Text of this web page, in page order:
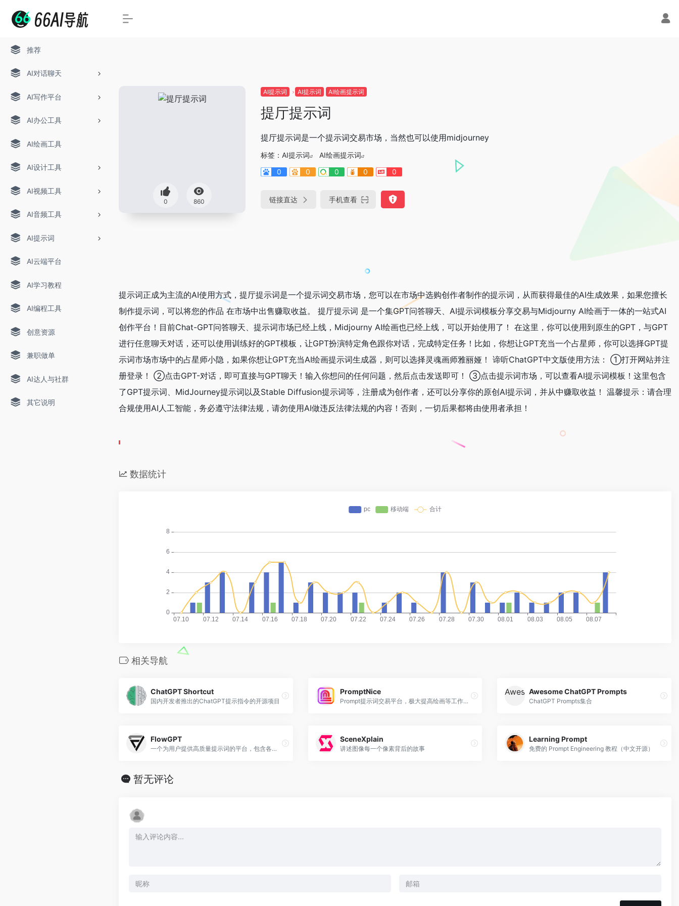
推荐
AI对话聊天
AI写作平台
AI办公工具
AI绘画工具
AI设计工具
AI视频工具
AI音频工具
AI提示词
AI云端平台
AI学习教程
AI编程工具
创意资源
兼职做单
AI达人与社群
其它说明
0 860
AI提示词 AI提示词 AI绘画提示词
提厅提示词
提厅提示词是一个提示词交易市场，当然也可以使用midjourney
标签： AI提示词
AI绘画提示词
0
0 0 0 0
链接直达 手机查看
提示词正成为主流的AI使用方式，提厅提示词是一个提示词交易市场，您可以在市场中选购创作者制作的提示词，从而获得最佳的AI生成效果，如果您擅长
制作提示词，可以将您的作品 在市场中出售赚取收益。 提厅提示词 是一个集GPT问答聊天、AI提示词模板分享交易与Midjourny AI绘画于一体的一站式AI
创作平台！目前Chat-GPT问答聊天、提示词市场已经上线，Midjourny AI绘画也已经上线，可以开始使用了！ 在这里，你可以使用到原生的GPT，与GPT
进行任意聊天对话，还可以使用训练好的GPT模板，让GPT扮演特定角色跟你对话，完成特定任务！比如，你想让GPT充当一个占星师，你可以选择GPT提
示词市场市场中的占星师小隐，如果你想让GPT充当AI绘画提示词生成器，则可以选择灵魂画师雅丽娅！ 谛听ChatGPT中文版使用方法： ①打开网站并注
册登录！ ②点击GPT-对话，即可直接与GPT聊天！输入你想问的任何问题，然后点击发送即可！ ③点击提示词市场，可以查看AI提示词模板！这里包含
了GPT提示词、MidJourney提示词以及Stable Diffusion提示词等，注册成为创作者，还可以分享你的原创AI提示词，并从中赚取收益！ 温馨提示：请合理
合规使用AI人工智能，务必遵守法律法规，请勿使用AI做违反法律法规的内容！否则，一切后果都将由使用者承担！
数据统计
相关导航
ChatGPT Shortcut
国内开发者推出的ChatGPT提示指令的开源项目
PromptNice
Prompt提示词交易平台，极大提高绘画等工作生产效率
Awesome ChatGPT Prompts
ChatGPT Prompts集合
FlowGPT
一个为用户提供高质量提示词的平台，包含各种提示词
SceneXplain
讲述图像每一个像素背后的故事
Learning Prompt
免费的 Prompt Engineering 教程（中文开源）
暂无评论